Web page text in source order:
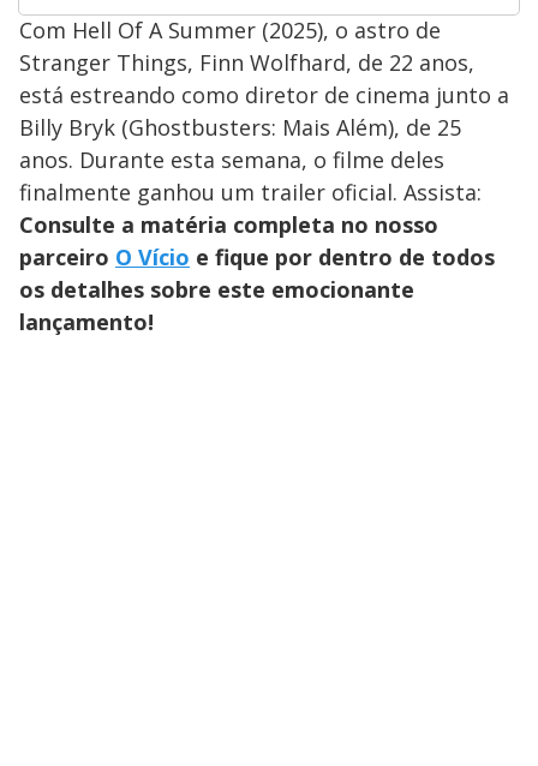
Com Hell Of A Summer (2025), o astro de
Stranger Things, Finn Wolfhard, de 22 anos,
está estreando como diretor de cinema junto a
Billy Bryk (Ghostbusters: Mais Além), de 25
anos. Durante esta semana, o filme deles
finalmente ganhou um trailer oficial. Assista:
Consulte a matéria completa no nosso
parceiro O Vício e fique por dentro de todos
os detalhes sobre este emocionante
lançamento!